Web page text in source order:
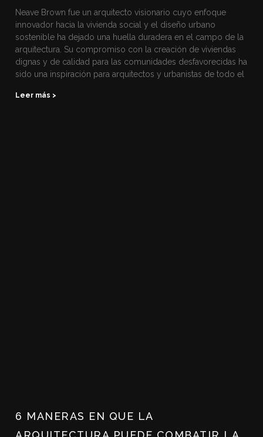
Neave Brown fue un arquitecto visionario cuyo enfoque
innovador hacia la vivienda social y el diseño urbano
sostenible ha dejado una huella duradera en el campo de la
arquitectura. Su compromiso con la creación de viviendas
dignas y de calidad para las comunidades desfavorecidas ha
sido una inspiración para arquitectos y urbanistas de todo el
Leer más >
6 MANERAS EN QUE LA